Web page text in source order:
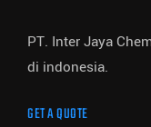
PT. Inter Jaya
di indonesia.
GET A QUOTE